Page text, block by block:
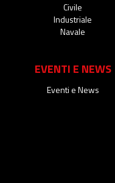
Civile
Industriale
Navale
EVENTI E NEWS
Eventi e News